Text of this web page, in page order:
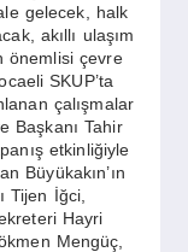
gelecek, halk
akıllı ulaşım
önemlisi çevre
SKUP’ta
çalışmalar
Başkanı Tahir
etkinliğiyle
Büyükakın’ın
Tijen İğci,
Hayri
Mengüç,